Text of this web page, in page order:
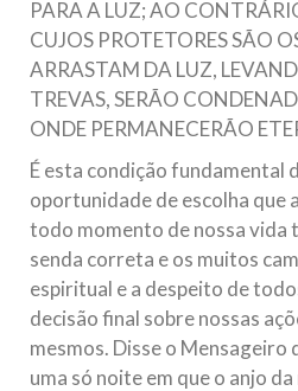
PARA A LUZ; AO
CUJOS PROTETORES SÃO
ARRASTAM DA LUZ,
TREVAS, SERÃO
ONDE PERMANECERÃO
É esta condição fundamental
oportunidade de escolha que
todo momento de nossa vida
senda correta e os muitos
espiritual e a despeito de
decisão final sobre nossas
mesmos. Disse o Mensageiro
uma só noite em que o anjo